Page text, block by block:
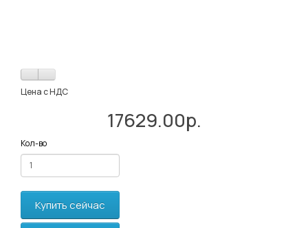
Цена с НДС
17629.00р.
Кол-во
Купить сейчас